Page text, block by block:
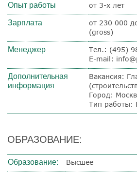
Опыт работы от 3-х лет
Зарплата
от 230 000
(gross)
Менеджер
Тел.: (495)
E-mail:
Дополнительная
информация
Вакансия:
Город:
Тип работы:
ОБРАЗОВАНИЕ:
Образование: Высшее